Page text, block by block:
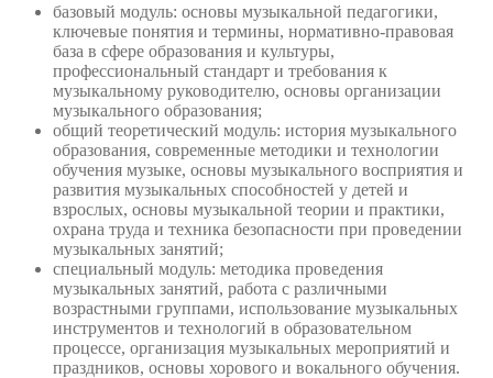
базовый модуль: основы музыкальной педагогики,
ключевые понятия и термины, нормативно-правовая
база в сфере образования и культуры,
профессиональный стандарт и требования к
музыкальному руководителю, основы организации
музыкального образования;
общий теоретический модуль: история музыкального
образования, современные методики и технологии
обучения музыке, основы музыкального восприятия и
развития музыкальных способностей у детей и
взрослых, основы музыкальной теории и практики,
охрана труда и техника безопасности при проведении
музыкальных занятий;
специальный модуль: методика проведения
музыкальных занятий, работа с различными
возрастными группами, использование музыкальных
инструментов и технологий в образовательном
процессе, организация музыкальных мероприятий и
праздников, основы хорового и вокального обучения.